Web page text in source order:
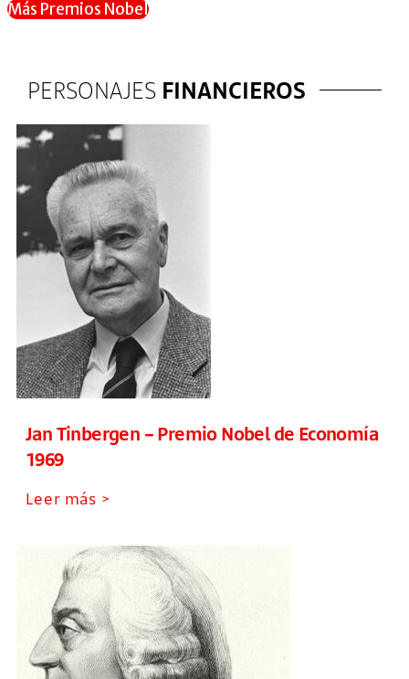
Más Premios Nobel
PERSONAJES FINANCIEROS
Jan Tinbergen – Premio Nobel de Economía
1969
Leer más >